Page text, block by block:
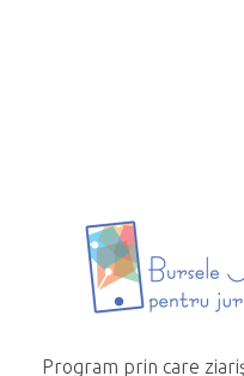
Program prin care